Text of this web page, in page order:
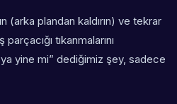
(arka plandan kaldırın) ve tekrar
tıkanmalarını
yine mi” dediğimiz şey, sadece